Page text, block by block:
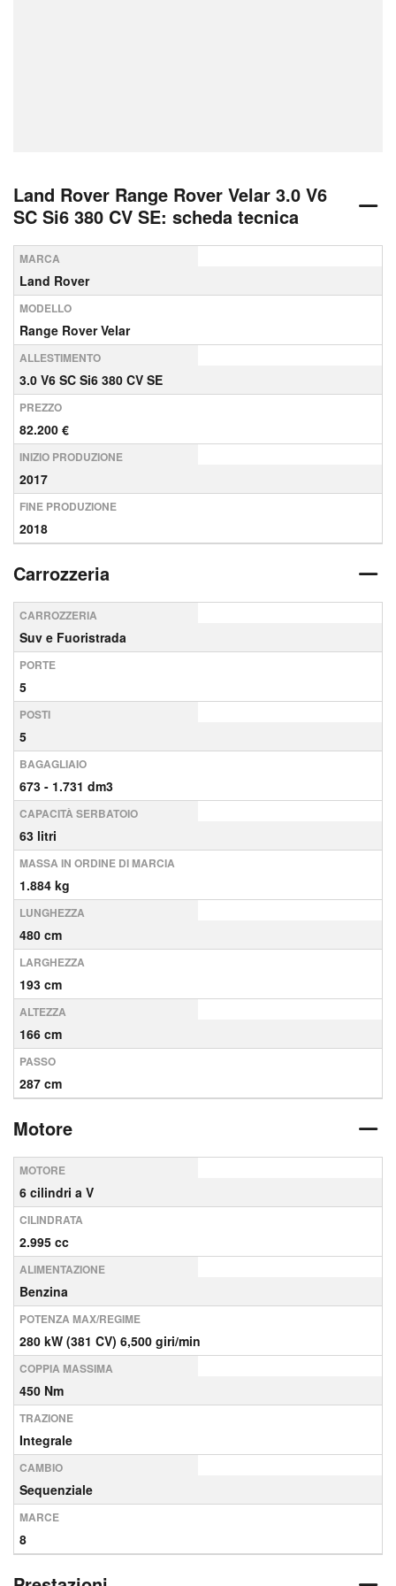
Land Rover Range Rover Velar 3.0 V6
SC Si6 380 CV SE: scheda tecnica
MARCA
Land Rover
MODELLO
Range Rover Velar
ALLESTIMENTO
3.0 V6 SC Si6 380 CV SE
PREZZO
82.200 €
INIZIO PRODUZIONE
2017
FINE PRODUZIONE
2018
Carrozzeria
CARROZZERIA
Suv e Fuoristrada
PORTE
5
POSTI
5
BAGAGLIAIO
673 - 1.731 dm3
CAPACITÀ SERBATOIO
63 litri
MASSA IN ORDINE DI MARCIA
1.884 kg
LUNGHEZZA
480 cm
LARGHEZZA
193 cm
ALTEZZA
166 cm
PASSO
287 cm
Motore
MOTORE
6 cilindri a V
CILINDRATA
2.995 cc
ALIMENTAZIONE
Benzina
POTENZA MAX/REGIME
280 kW (381 CV) 6,500 giri/min
COPPIA MASSIMA
450 Nm
TRAZIONE
Integrale
CAMBIO
Sequenziale
MARCE
8